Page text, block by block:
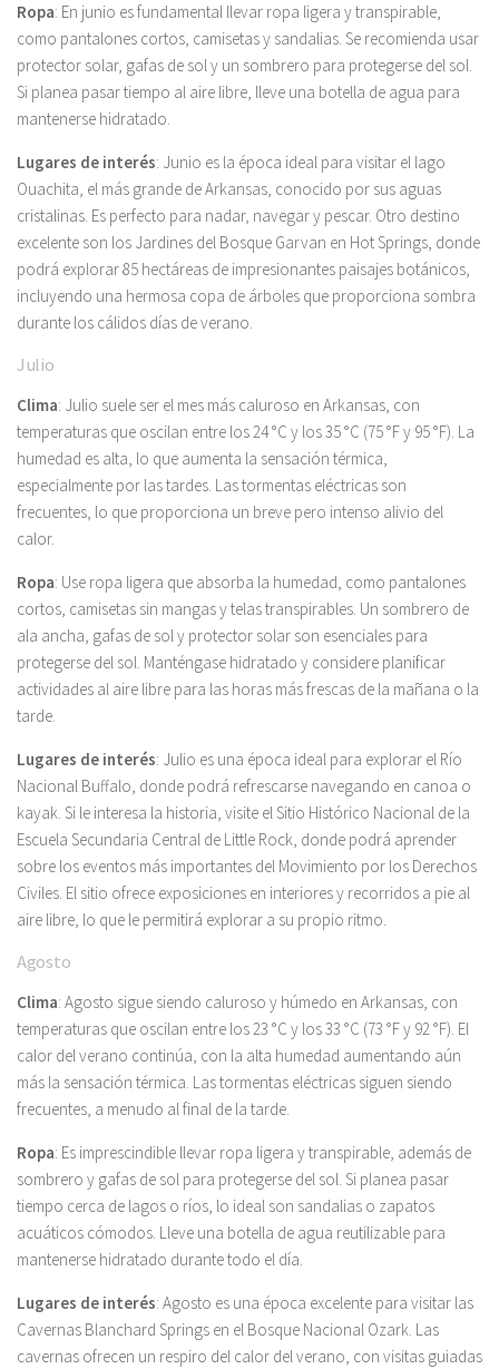
Ropa: En junio es fundamental llevar ropa ligera y transpirable,
como pantalones cortos, camisetas y sandalias. Se recomienda usar
protector solar, gafas de sol y un sombrero para protegerse del sol.
Si planea pasar tiempo al aire libre, lleve una botella de agua para
mantenerse hidratado.
Lugares de interés: Junio ​​es la época ideal para visitar el lago
Ouachita, el más grande de Arkansas, conocido por sus aguas
cristalinas. Es perfecto para nadar, navegar y pescar. Otro destino
excelente son los Jardines del Bosque Garvan en Hot Springs, donde
podrá explorar 85 hectáreas de impresionantes paisajes botánicos,
incluyendo una hermosa copa de árboles que proporciona sombra
durante los cálidos días de verano.
Julio
Clima: Julio suele ser el mes más caluroso en Arkansas, con
temperaturas que oscilan entre los 24 °C y los 35 °C (75 °F y 95 °F). La
humedad es alta, lo que aumenta la sensación térmica,
especialmente por las tardes. Las tormentas eléctricas son
frecuentes, lo que proporciona un breve pero intenso alivio del
calor.
Ropa: Use ropa ligera que absorba la humedad, como pantalones
cortos, camisetas sin mangas y telas transpirables. Un sombrero de
ala ancha, gafas de sol y protector solar son esenciales para
protegerse del sol. Manténgase hidratado y considere planificar
actividades al aire libre para las horas más frescas de la mañana o la
tarde.
Lugares de interés: Julio es una época ideal para explorar el Río
Nacional Buffalo, donde podrá refrescarse navegando en canoa o
kayak. Si le interesa la historia, visite el Sitio Histórico Nacional de la
Escuela Secundaria Central de Little Rock, donde podrá aprender
sobre los eventos más importantes del Movimiento por los Derechos
Civiles. El sitio ofrece exposiciones en interiores y recorridos a pie al
aire libre, lo que le permitirá explorar a su propio ritmo.
Agosto
Clima: Agosto sigue siendo caluroso y húmedo en Arkansas, con
temperaturas que oscilan entre los 23 °C y los 33 °C (73 °F y 92 °F). El
calor del verano continúa, con la alta humedad aumentando aún
más la sensación térmica. Las tormentas eléctricas siguen siendo
frecuentes, a menudo al final de la tarde.
Ropa: Es imprescindible llevar ropa ligera y transpirable, además de
sombrero y gafas de sol para protegerse del sol. Si planea pasar
tiempo cerca de lagos o ríos, lo ideal son sandalias o zapatos
acuáticos cómodos. Lleve una botella de agua reutilizable para
mantenerse hidratado durante todo el día.
Lugares de interés: Agosto es una época excelente para visitar las
Cavernas Blanchard Springs en el Bosque Nacional Ozark. Las
cavernas ofrecen un respiro del calor del verano, con visitas guiadas